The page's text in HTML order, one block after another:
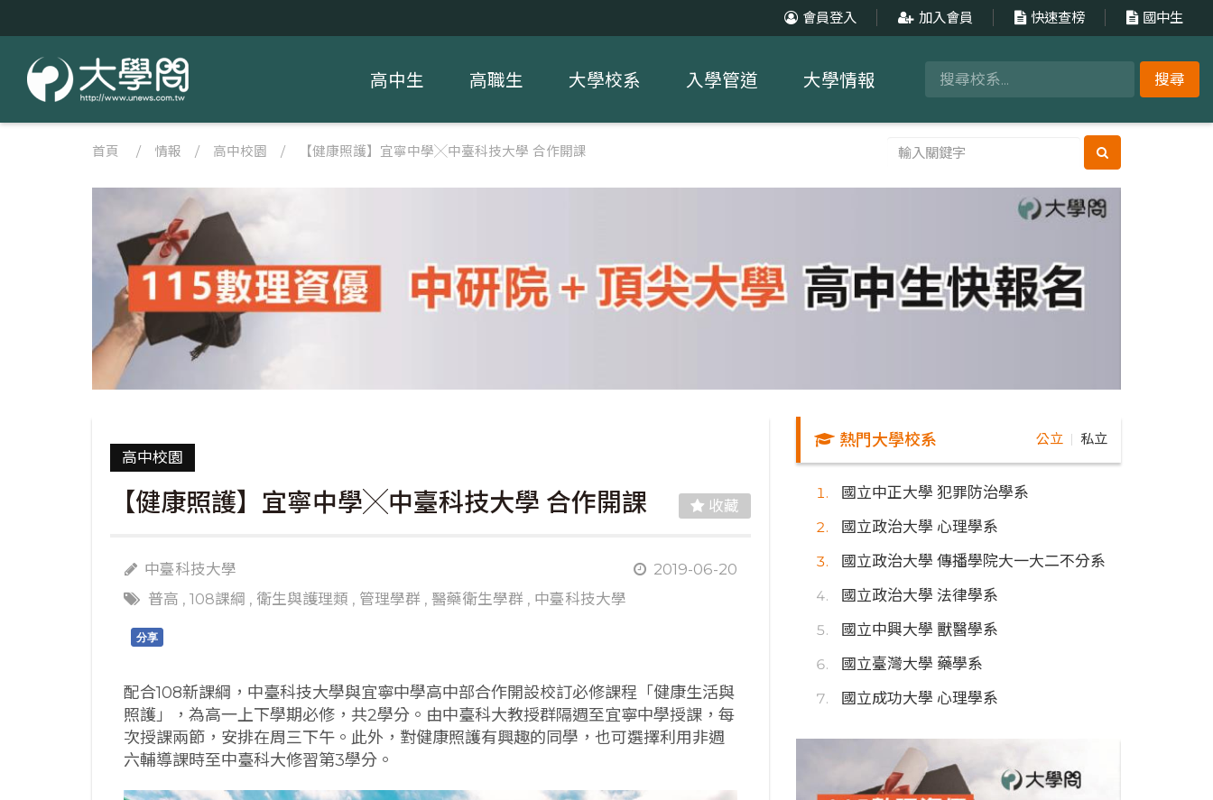
會員登入 加入會員 快速查榜 國中生
搜尋
高中生 高職生 大學校系 入學管道 大學情報
首頁 / 情報 / 高中校園 / 【健康照護】宜寧中學╳中臺科技大學 合作開課
高中校園
【健康照護】宜寧中學╳中臺科技大學 合作開課 收藏
中臺科技大學
2019-06-20
普高 , 108課綱 , 衛生與護理類 , 管理學群 , 醫藥衛生學群 , 中臺科技大學
分享
配合108新課綱，中臺科技大學與宜寧中學高中部合作開設校訂必修課程「健康生活與
照護」，為高一上下學期必修，共2學分。由中臺科大教授群隔週至宜寧中學授課，每
次授課兩節，安排在周三下午。此外，對健康照護有興趣的同學，也可選擇利用非週
六輔導課時至中臺科大修習第3學分。
熱門大學校系 公立 私立
國立中正大學 犯罪防治學系
國立政治大學 心理學系
國立政治大學 傳播學院大一大二不分系
國立政治大學 法律學系
國立中興大學 獸醫學系
國立臺灣大學 藥學系
國立成功大學 心理學系